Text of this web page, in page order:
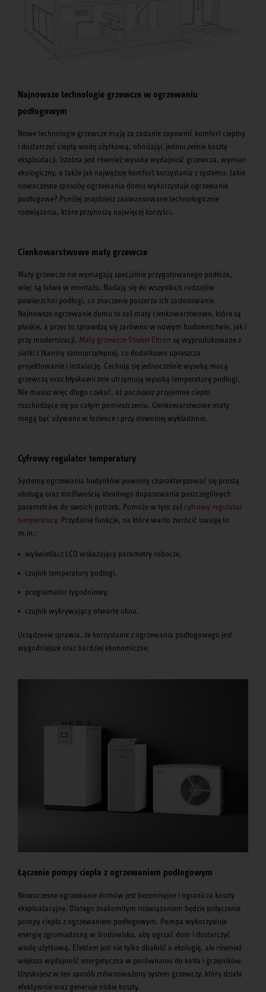
Najnowsze technologie grzewcze w ogrzewaniu
podłogowym
Nowe technologie grzewcze mają za zadanie zapewnić komfort cieplny
i dostarczyć ciepłą wodę użytkową, obniżając jednocześnie koszty
eksploatacji. Istotna jest również wysoka wydajność grzewcza, wymiar
ekologiczny, a także jak najwyższy komfort korzystania z systemu. Jakie
nowoczesne sposoby ogrzewania domu wykorzystuje ogrzewanie
podłogowe? Poniżej znajdziesz zaawansowane technologicznie
rozwiązania, które przynoszą najwięcej korzyści.
Cienkowarstwowe maty grzewcze
Maty grzewcze nie wymagają specjalnie przygotowanego podłoża,
więc są łatwe w montażu. Nadają się do wszystkich rodzajów
powierzchni podłogi, co znaczenie poszerza ich zastosowanie.
Najnowsze ogrzewanie domu to zaś maty cienkowarstwowe, które są
płaskie, a przez to sprawdzą się zarówno w nowym budownictwie, jak i
przy modernizacji. Maty grzewcze Stiebel Eltron są wyprodukowane z
siatki z tkaniny samoprzylepnej, co dodatkowo upraszcza
projektowanie i instalację. Cechują się jednocześnie wysoką mocą
grzewczą oraz błyskawicznie utrzymują wysoką temperaturę podłogi.
Nie musisz więc długo czekać, aż poczujesz przyjemne ciepło
rozchodzące się po całym pomieszczeniu. Cienkowarstwowe maty
mogą być używane w łazience i przy dowolnej wykładzinie.
Cyfrowy regulator temperatury
Systemy ogrzewania budynków powinny charakteryzować się prostą
obsługą oraz możliwością idealnego dopasowania poszczególnych
parametrów do swoich potrzeb. Pomoże w tym zaś cyfrowy regulator
temperatury. Przydatne funkcje, na które warto zwrócić uwagę to
m.in.:
wyświetlacz LCD wskazujący parametry robocze,
czujnik temperatury podłogi,
programator tygodniowy,
czujnik wykrywający otwarte okna.
Urządzenie sprawia, że korzystanie z ogrzewania podłogowego jest
wygodniejsze oraz bardziej ekonomiczne.
Łączenie pompy ciepła z ogrzewaniem podłogowym
Nowoczesne ogrzewanie domów jest bezemisyjne i ogranicza koszty
eksploatacyjne. Dlatego znakomitym rozwiązaniem będzie połączenie
pompy ciepła z ogrzewaniem podłogowym. Pompa wykorzystuje
energię zgromadzoną w środowisku, aby ogrzać dom i dostarczyć
wodę użytkową. Efektem jest nie tylko dbałość o ekologię, ale również
większa wydajność energetyczna w porównaniu do kotła i grzejników.
Uzyskujesz w ten sposób zrównoważony system grzewczy, który działa
efektywnie oraz generuje niskie koszty.